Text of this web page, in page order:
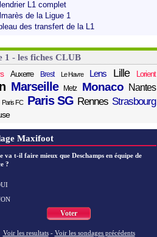
L1 complet
de la Ligue 1
des transfert de la L1
1 - les fiches CLUB
Auxerre Brest Le Havre Lens Lille Lorient
Marseille Metz Monaco Nantes
Paris FC Paris SG Rennes Strasbourg
Maxifoot
va t-il faire mieux que Deschamps en équipe de
?
Voter
Voir les resultats - Voir les sondages précédents